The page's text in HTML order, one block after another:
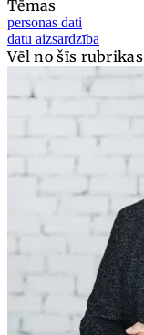
Tēmas
personas dati
datu aizsardzība
Vēl no šīs rubrikas